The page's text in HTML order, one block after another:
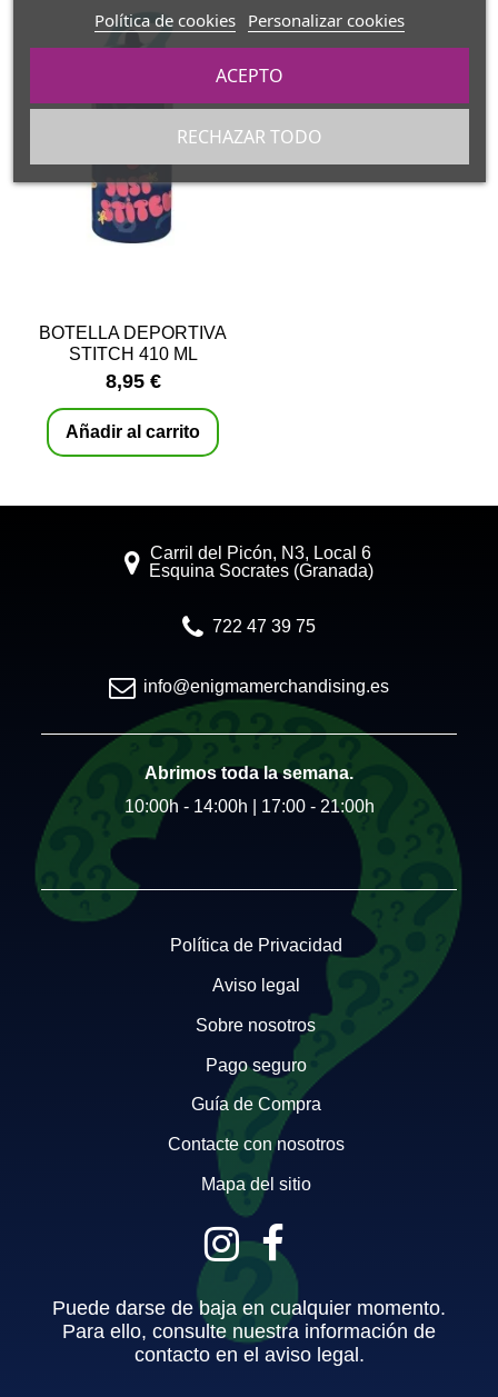
BOTELLA DEPORTIVA
STITCH 410 ML
8,95 €
Añadir al carrito
Carril del Picón, N3, Local 6
Esquina Socrates (Granada)
722 47 39 75
info@enigmamerchandising.es
Abrimos toda la semana.
10:00h - 14:00h | 17:00 - 21:00h
Política de Privacidad
Aviso legal
Sobre nosotros
Pago seguro
Guía de Compra
Contacte con nosotros
Mapa del sitio
Política de cookies Personalizar cookies
RECHAZAR TODO
ACEPTO
Puede darse de baja en cualquier momento.
Para ello, consulte nuestra información de
contacto en el aviso legal.